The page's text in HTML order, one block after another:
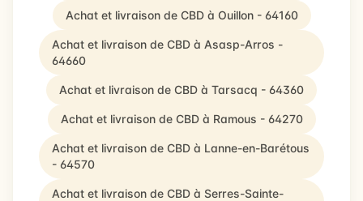
Achat et livraison de CBD à Ouillon - 64160
Achat et livraison de CBD à Asasp-Arros -
64660
Achat et livraison de CBD à Tarsacq - 64360
Achat et livraison de CBD à Ramous - 64270
Achat et livraison de CBD à Lanne-en-Barétous
- 64570
Achat et livraison de CBD à Serres-Sainte-